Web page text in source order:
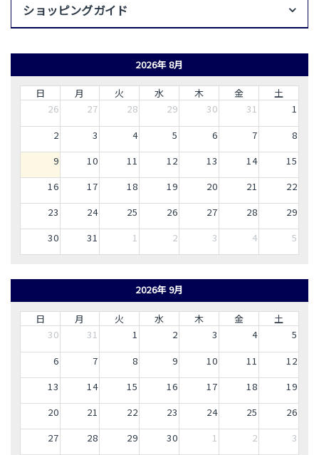
ショッピングガイド
2026年 8月
日 月 火 水 木 金
土
26
27 28 29 30 31
1
2
3 4 5 6 7
8
9
10 11 12 13 14
15
16
17 18 19 20 21
22
23
24 25 26 27 28
29
30
31 1 2 3 4 5
2026年 9月
日 月 火 水 木 金
土
30
31 1 2 3 4
5
6
7 8 9 10 11
12
13
14 15 16 17 18
19
20
21 22 23 24 25
26
27
28 29 30 1 2
3